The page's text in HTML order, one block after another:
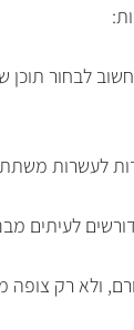
שמתאימה לגיל 12 אינה בהכרח
לעשרות
דורשים לעיתים
ולא רק צופה